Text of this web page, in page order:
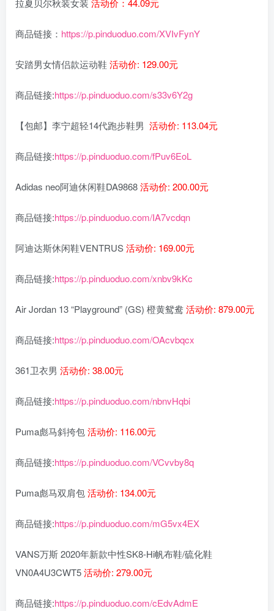
拉夏贝尔秋装女装 活动价：44.09元
商品链接： https://p.pinduoduo.com/XVIvFynY
安踏男女情侣款运动鞋 活动价: 129.00元
商品链接:https://p.pinduoduo.com/s33v6Y2g
【包邮】李宁超轻14代跑步鞋男 活动价: 113.04元
商品链接:https://p.pinduoduo.com/fPuv6EoL
Adidas neo阿迪休闲鞋DA9868活动价: 200.00元
商品链接:https://p.pinduoduo.com/IA7vcdqn
阿迪达斯休闲鞋VENTRUS活动价: 169.00元
商品链接:https://p.pinduoduo.com/xnbv9kKc
Air Jordan 13 “Playground” (GS) 橙黄鸳鸯活动价: 879.00元
商品链接:https://p.pinduoduo.com/OAcvbqcx
361卫衣男 活动价: 38.00元
商品链接:https://p.pinduoduo.com/nbnvHqbi
Puma彪马斜挎包活动价: 116.00元
商品链接:https://p.pinduoduo.com/VCvvby8q
Puma彪马双肩包活动价: 134.00元
商品链接:https://p.pinduoduo.com/mG5vx4EX
VANS万斯 2020年新款中性SK8-Hi帆布鞋/硫化鞋
VN0A4U3CWT5活动价: 279.00元
商品链接:https://p.pinduoduo.com/cEdvAdmE